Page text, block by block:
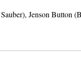
Jenson Button